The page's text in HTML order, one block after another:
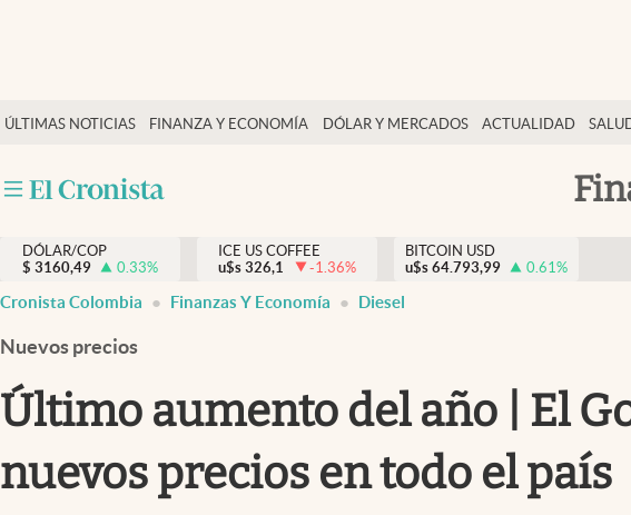
ÚLTIMAS NOTICIAS FINANZA Y ECONOMÍA DÓLAR Y MERCADOS ACTUALIDAD
Salud y nutrición
Tiempo libre
Dólar y mercados
Curiosidades
DÓLAR/COP
$ 3160,49 0.33%
ICE US COFFEE
u$s 326,1 -1.36%
BITCOIN USD
u$s 64.793,99 0.61%
Cronista Colombia Finanzas Y Economía Diesel
Nuevos precios
Último aumento del año | El
nuevos precios en todo el país